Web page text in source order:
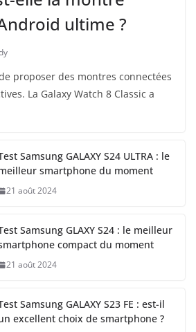
ultime ?
proposer des montres connectées
La Galaxy Watch 8 Classic a
Samsung GALAXY S24 ULTRA : le
smartphone du moment
21 août 2024
Samsung GLAXY S24 : le meilleur
compact du moment
21 août 2024
Samsung GALAXY S23 FE : est-il
excellent choix de smartphone ?